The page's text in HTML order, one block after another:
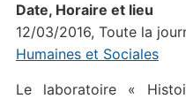
Date, Horaire et lieu
12/03/2016, Toute la
Humaines et Sociales
Le laboratoire «